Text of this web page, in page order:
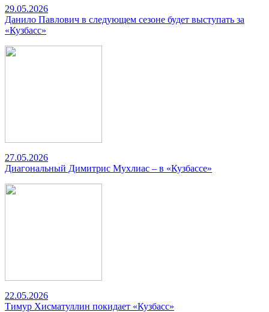
29.05.2026
Данило Павлович в следующем сезоне будет выступать за
«Кузбасс»
27.05.2026
Диагональный Димитрис Мухлиас – в «Кузбассе»
22.05.2026
Тимур Хисматуллин покидает «Кузбасс»